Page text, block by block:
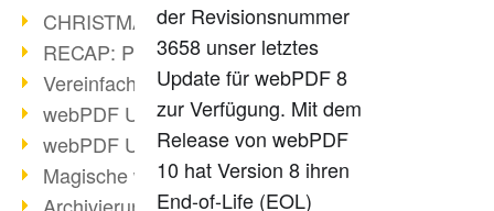
CHRISTMAS 2022 loading
RECAP: PDF Days Europe 2022
Vereinfachung Personalprozesse
webPDF Update 8.0.0.2727
webPDF Update 9.0.0.2732
Magische webPDF Version 9
der Revisionsnummer
3658 unser letztes
Update für webPDF 8
zur Verfügung. Mit dem
Release von webPDF
10 hat Version 8 ihren
End-of-Life (EOL)